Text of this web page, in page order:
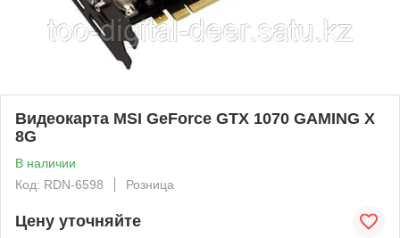
Видеокарта MSI GeForce GTX 1070 GAMING X
8G
В наличии
Код: RDN-6598
Розница
Цену уточняйте